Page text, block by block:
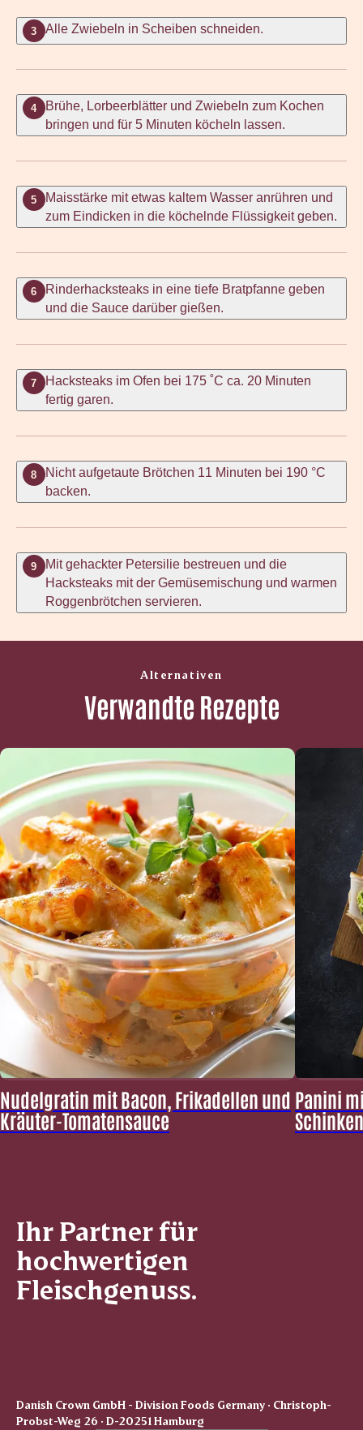
3 Alle Zwiebeln in Scheiben schneiden.
4
Brühe, Lorbeerblätter und Zwiebeln zum Kochen
bringen und für 5 Minuten köcheln lassen.
5
Maisstärke mit etwas kaltem Wasser anrühren und
zum Eindicken in die köchelnde Flüssigkeit geben.
6
Rinderhacksteaks in eine tiefe Bratpfanne geben
und die Sauce darüber gießen.
7
Hacksteaks im Ofen bei 175 ˚C ca. 20 Minuten
fertig garen.
8
Nicht aufgetaute Brötchen 11 Minuten bei 190 °C
backen.
9
Mit gehackter Petersilie bestreuen und die
Hacksteaks mit der Gemüsemischung und warmen
Roggenbrötchen servieren.
Alternativen
Verwandte Rezepte
Nudelgratin mit Bacon, Frikadellen und
Kräuter-Tomatensauce
Panini
Ihr Partner für
hochwertigen
Fleischgenuss.
Danish Crown GmbH - Division Foods Germany · Christoph-
Probst-Weg 26 · D-20251 Hamburg